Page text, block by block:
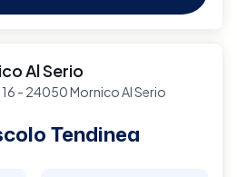
Al Serio
- 24050 Mornico Al Serio
Tendinea